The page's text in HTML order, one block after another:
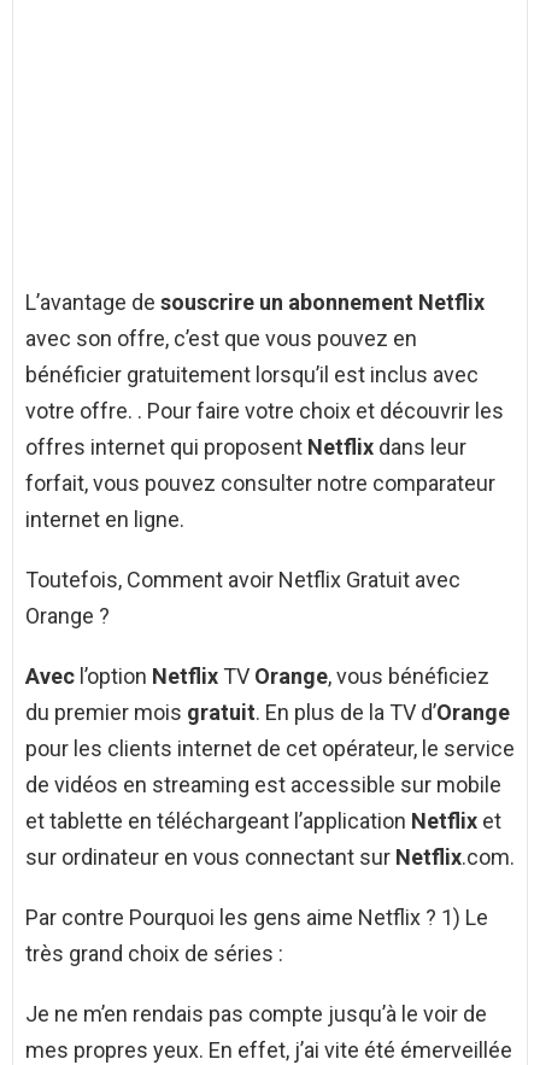
L’avantage de souscrire un abonnement Netflix
avec son offre, c’est que vous pouvez en
bénéficier gratuitement lorsqu’il est inclus avec
votre offre. . Pour faire votre choix et découvrir les
offres internet qui proposent Netflix dans leur
forfait, vous pouvez consulter notre comparateur
internet en ligne.
Toutefois, Comment avoir Netflix Gratuit avec
Orange ?
Avec l’option Netflix TV Orange, vous bénéficiez
du premier mois gratuit. En plus de la TV d’Orange
pour les clients internet de cet opérateur, le service
de vidéos en streaming est accessible sur mobile
et tablette en téléchargeant l’application Netflix et
sur ordinateur en vous connectant sur Netflix.com.
Par contre Pourquoi les gens aime Netflix ? 1) Le
très grand choix de séries :
Je ne m’en rendais pas compte jusqu’à le voir de
mes propres yeux. En effet, j’ai vite été émerveillée